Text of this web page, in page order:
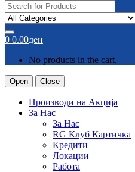
0 0.00ден
No products in the cart.
Open Close
Производи на Акција
За Нас
За Нас
RG Клуб Картичка
Кредити
Локации
Работа